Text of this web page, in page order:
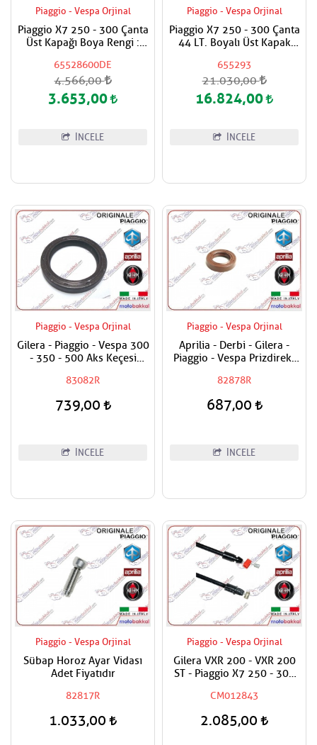
Piaggio - Vespa Orjinal
Piaggio X7 250 - 300 Çanta
Üst Kapağı Boya Rengi :
Midnight
65528600DE
4.566,00
3.653,00
İNCELE
Piaggio - Vespa Orjinal
Piaggio X7 250 - 300 Çanta
44 LT. Boyalı Üst Kapak
Dahil
655293
21.030,00
16.824,00
İNCELE
Piaggio - Vespa Orjinal
Gilera - Piaggio - Vespa 300
- 350 - 500 Aks Keçesi
83082R
739,00
İNCELE
Piaggio - Vespa Orjinal
Aprilia - Derbi - Gilera -
Piaggio - Vespa Prizdirekt
82878R
687,00
İNCELE
Piaggio - Vespa Orjinal
Sübap Horoz Ayar Vidası
Adet Fiyatıdır
82817R
1.033,00
Piaggio - Vespa Orjinal
Gilera VXR 200 - VXR 200
ST - Piaggio X7 250 - 300
CM012843
2.085,00